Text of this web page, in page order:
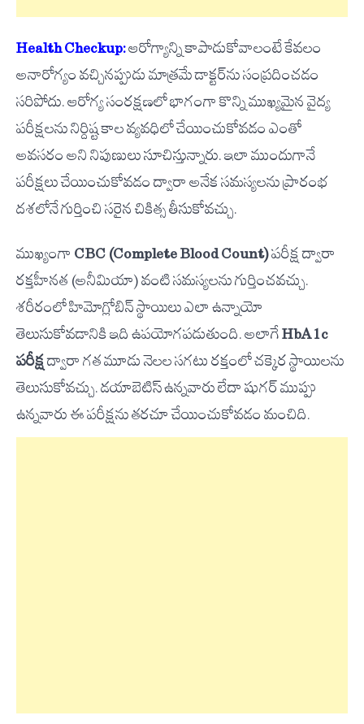
Health Checkup:ఆరోగ్యాన్ని కాపాడుకోవాలంటే కేవలం
అనారోగ్యం వచ్చినప్పుడు మాత్రమే డాక్టర్‌ను సంప్రదించడం
సరిపోదు. ఆరోగ్య సంరక్షణలో భాగంగా కొన్ని ముఖ్యమైన వైద్య
పరీక్షలను నిర్దిష్ట కాల వ్యవధిలో చేయించుకోవడం ఎంతో
అవసరం అని నిపుణులు సూచిస్తున్నారు. ఇలా ముందుగానే
పరీక్షలు చేయించుకోవడం ద్వారా అనేక సమస్యలను ప్రారంభ
దశలోనే గుర్తించి సరైన చికిత్స తీసుకోవచ్చు.
ముఖ్యంగా CBC (Complete Blood Count)పరీక్ష ద్వారా
రక్తహీనత (అనీమియా) వంటి సమస్యలను గుర్తించవచ్చు.
శరీరంలో హిమోగ్లోబిన్ స్థాయిలు ఎలా ఉన్నాయో
తెలుసుకోవడానికి ఇది ఉపయోగపడుతుంది. అలాగేHbA1c
పరీక్షద్వారా గత మూడు నెలల సగటు రక్తంలో చక్కెర స్థాయిలను
తెలుసుకోవచ్చు. డయాబెటిస్ ఉన్నవారు లేదా షుగర్ ముప్పు
ఉన్నవారు ఈ పరీక్షను తరచూ చేయించుకోవడం మంచిది.